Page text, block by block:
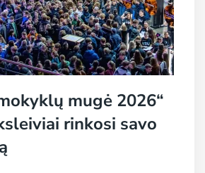
mugė 2026“
rinkosi savo